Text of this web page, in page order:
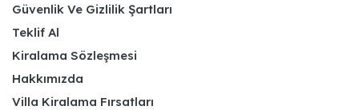
Güvenlik Ve Gizlilik Şartları
Teklif Al
Kiralama Sözleşmesi
Hakkımızda
Villa Kiralama Fırsatları